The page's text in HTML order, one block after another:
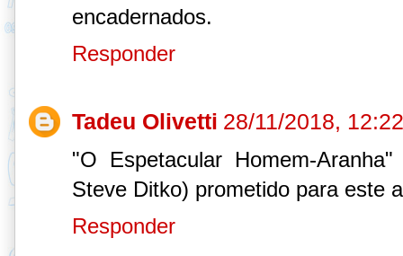
encadernados.
Responder
Tadeu Olivetti 28/11/2018, 12:22
"O Espetacular Homem-
Steve Ditko) prometido para este
Responder